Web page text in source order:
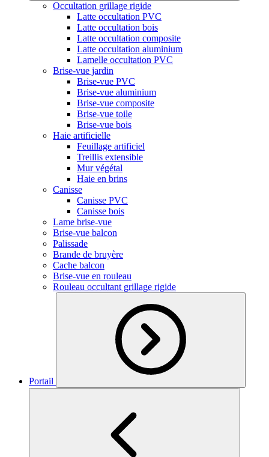
Occultation grillage rigide
Latte occultation PVC
Latte occultation bois
Latte occultation composite
Latte occultation aluminium
Lamelle occultation PVC
Brise-vue jardin
Brise-vue PVC
Brise-vue aluminium
Brise-vue composite
Brise-vue toile
Brise-vue bois
Haie artificielle
Feuillage artificiel
Treillis extensible
Mur végétal
Haie en brins
Canisse
Canisse PVC
Canisse bois
Lame brise-vue
Brise-vue balcon
Palissade
Brande de bruyère
Cache balcon
Brise-vue en rouleau
Rouleau occultant grillage rigide
Portail